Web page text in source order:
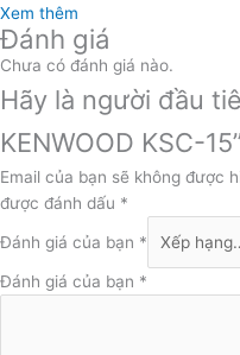
Xem thêm
Đánh giá
Chưa có đánh giá nào.
Hãy là người đầu
KENWOOD KSC-
Email của bạn sẽ không được
được đánh dấu *
Đánh giá của bạn *
Đánh giá của bạn *